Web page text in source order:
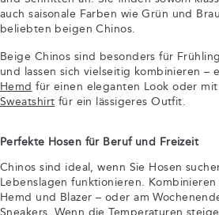
auch saisonale Farben wie Grün und
beliebten beigen Chinos.
Beige Chinos sind besonders für
und lassen sich vielseitig kombinieren –
Hemd für einen eleganten Look oder
Sweatshirt für ein lässigeres Outfit.
Perfekte Hosen für Beruf und Freizeit
Chinos sind ideal, wenn Sie Hosen
Lebenslagen funktionieren.
Hemd und Blazer – oder am
Sneakers. Wenn die Temperaturen